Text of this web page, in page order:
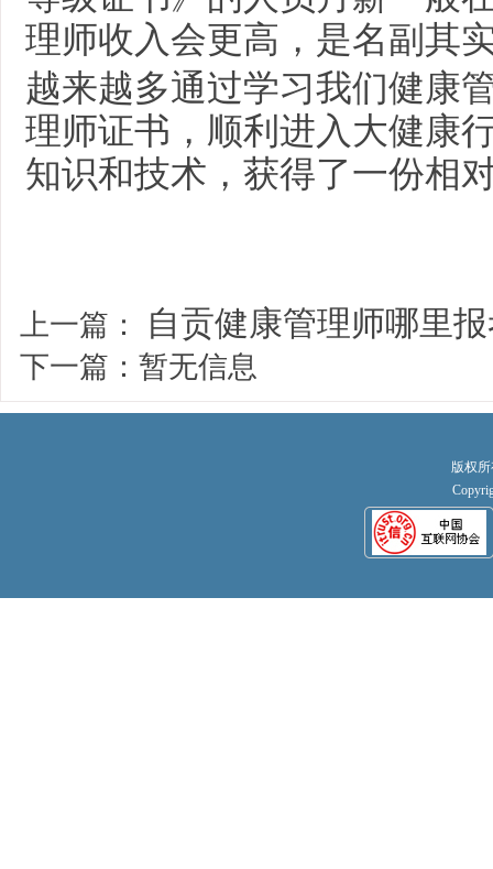
理师收入会更高，是名副其
越来越多通过学习我们健康
理师证书，顺利进入大健康
知识和技术，获得了一份相
上一篇： 自贡健康管理师哪里
下一篇：暂无信息
版权